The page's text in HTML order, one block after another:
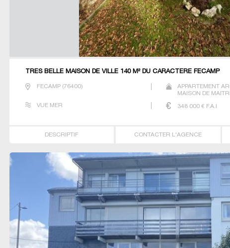
TRES BELLE MAISON DE VILLE 140 M² DU CARACTERE FECAMP
FECAMP(76400)
APPARTEMENT
MAISON DE
VUE MER 348 000€ F.A.I
DESCRIPTIF CONTACTER L'AGENCE